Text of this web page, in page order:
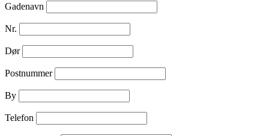
Gadenavn
Nr.
Dør
Postnummer
By
Telefon